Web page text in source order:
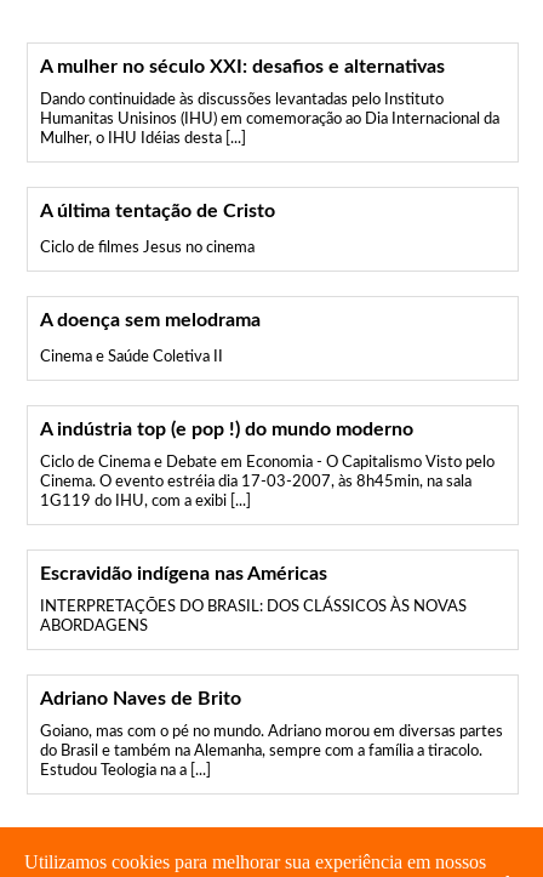
A mulher no século XXI: desafios e alternativas
Dando continuidade às discussões levantadas pelo Instituto
Humanitas Unisinos (IHU) em comemoração ao Dia Internacional da
Mulher, o IHU Idéias desta [...]
A última tentação de Cristo
Ciclo de filmes Jesus no cinema
A doença sem melodrama
Cinema e Saúde Coletiva II
A indústria top (e pop !) do mundo moderno
Ciclo de Cinema e Debate em Economia - O Capitalismo Visto pelo
Cinema. O evento estréia dia 17-03-2007, às 8h45min, na sala
1G119 do IHU, com a exibi [...]
Escravidão indígena nas Américas
INTERPRETAÇÕES DO BRASIL: DOS CLÁSSICOS ÀS NOVAS
ABORDAGENS
Adriano Naves de Brito
Goiano, mas com o pé no mundo. Adriano morou em diversas partes
do Brasil e também na Alemanha, sempre com a família a tiracolo.
Estudou Teologia na a [...]
Utilizamos cookies para melhorar sua experiência em nossos